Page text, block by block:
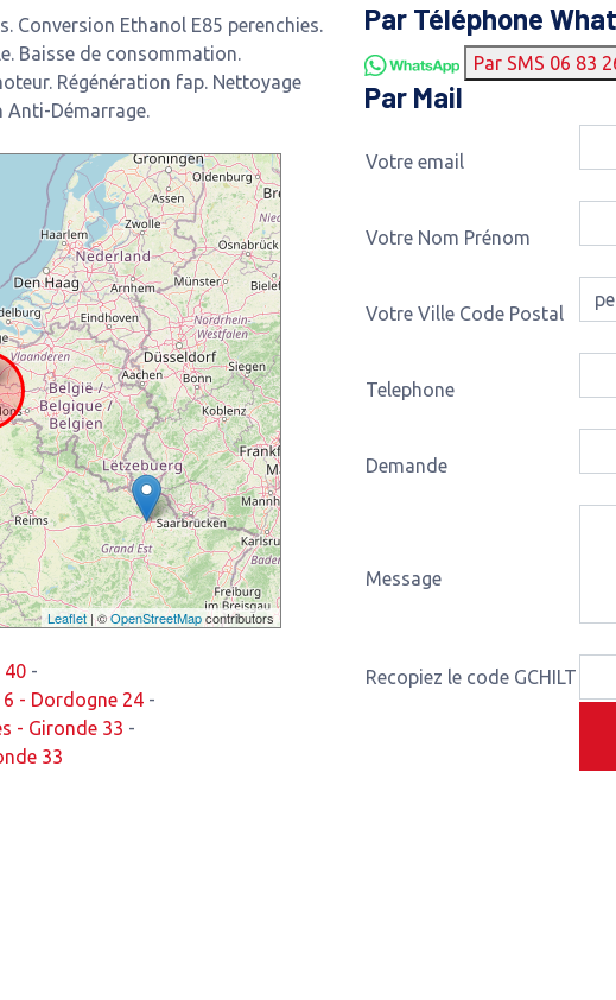
Conversion Ethanol E85 perenchies.
Baisse de consommation.
Régénération fap. Nettoyage
Anti-Démarrage.
Leaflet| ©OpenStreetMapcontributors
40 -
- Dordogne 24 -
- Gironde 33 -
33
Par Téléphone
Par SMS 06 83
Par Mail
Votre email
Votre Nom Prénom
Votre Ville Code Postal
Telephone
Demande
Message
Recopiez le code GCHILT